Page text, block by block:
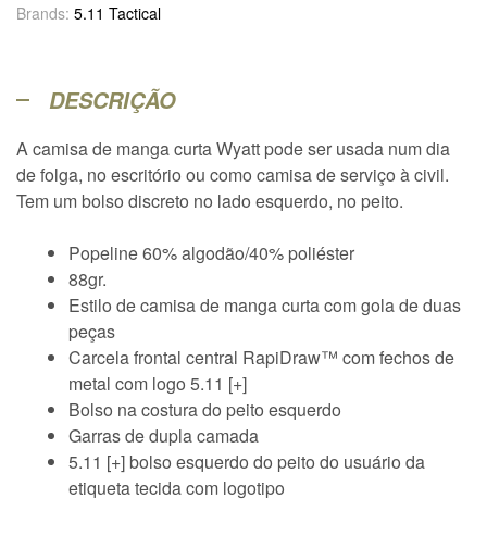
Brands: 5.11 Tactical
DESCRIÇÃO
A camisa de manga curta Wyatt pode ser usada num dia
de folga, no escritório ou como camisa de serviço à civil.
Tem um bolso discreto no lado esquerdo, no peito.
Popeline 60% algodão/40% poliéster
88gr.
Estilo de camisa de manga curta com gola de duas
peças
Carcela frontal central RapiDraw™ com fechos de
metal com logo 5.11 [+]
Bolso na costura do peito esquerdo
Garras de dupla camada
5.11 [+] bolso esquerdo do peito do usuário da
etiqueta tecida com logotipo​